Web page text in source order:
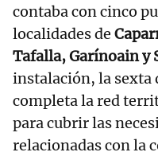
contaba con cinco
localidades de
Tafalla, Garínoain y
instalación, la sexta
completa la red
para cubrir las
relacionadas con la